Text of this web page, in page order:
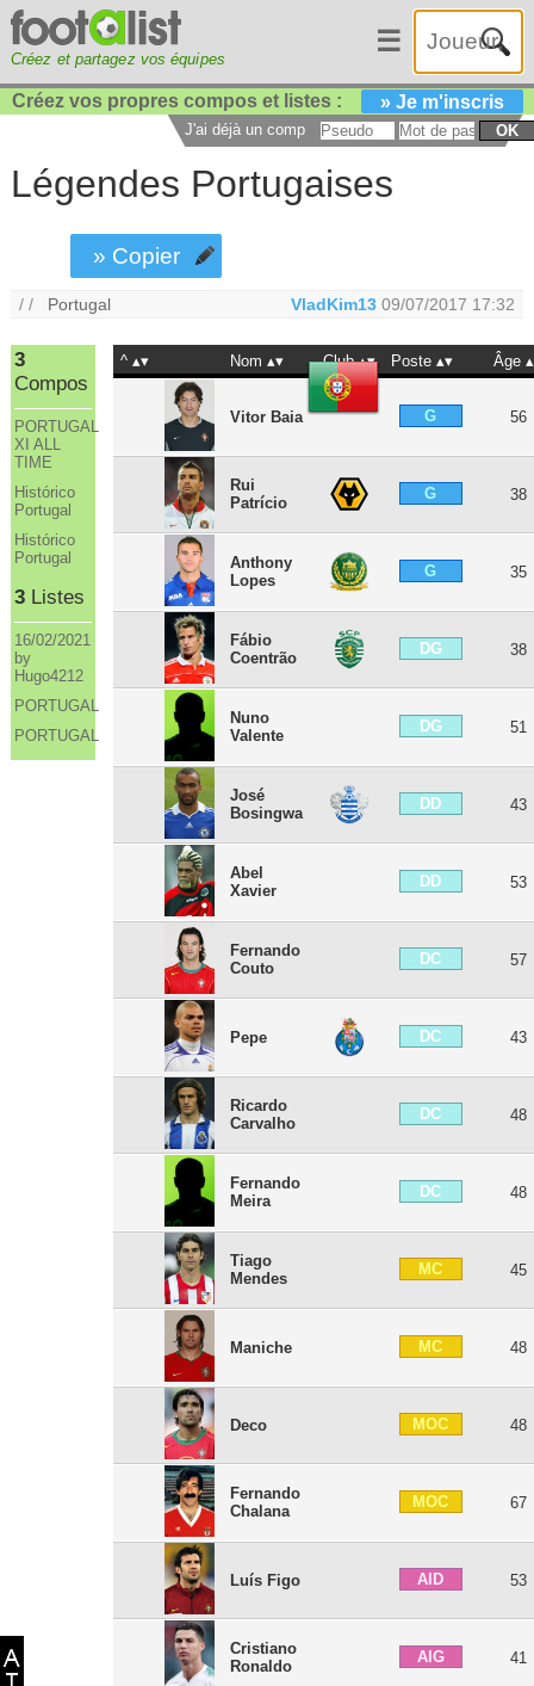
Créez et partagez vos équipes
☰
Créez vos propres compos et listes : » Je m'inscris
J'ai déjà un compte : OK
Légendes Portugaises
» Copier
/ / Portugal VladKim13 09/07/2017 17:32
3
Compos
PORTUGAL
XI ALL
TIME
Histórico
Portugal
Histórico
Portugal
3Listes
16/02/2021
by
Hugo4212
PORTUGAL
PORTUGAL
^ Nom Club Poste Âge
Vitor Baia G 56
Rui
Patrício
G 38
Anthony
Lopes
G 35
Fábio
Coentrão
DG 38
Nuno
Valente
DG 51
José
Bosingwa
DD 43
Abel
Xavier
DD 53
Fernando
Couto
DC 57
Pepe DC 43
Ricardo
Carvalho
DC 48
Fernando
Meira
DC 48
Tiago
Mendes
MC 45
Maniche MC 48
Deco MOC 48
Fernando
Chalana
MOC 67
Luís Figo AID 53
Cristiano
Ronaldo
AIG 41